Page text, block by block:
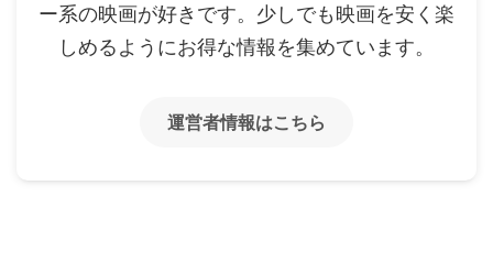
ー系の映画が好きです。少しでも映画を安く楽
しめるようにお得な情報を集めています。
運営者情報はこちら